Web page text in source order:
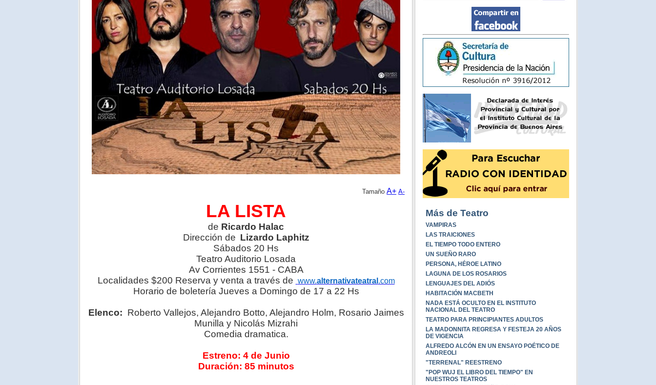
Tamaño A+ A-
LA LISTA
de Ricardo Halac
Dirección de Lizardo Laphitz
Sábados 20 Hs
Teatro Auditorio Losada
Av Corrientes 1551 - CABA
Localidades $200 Reserva y venta a través de www.alternativateatral .com
Horario de boletería Jueves a Domingo de 17 a 22 Hs
Elenco: Roberto Vallejos, Alejandro Botto, Alejandro Holm, Rosario Jaimes
Munilla y Nicolás Mizrahi
Comedia dramatica.
Estreno: 4 de Junio
Duración: 85 minutos
Más de Teatro
VAMPIRAS
LAS TRAICIONES
EL TIEMPO TODO ENTERO
UN SUEÑO RARO
PERSONA, HÉROE LATINO
LAGUNA DE LOS ROSARIOS
LENGUAJES DEL ADIÓS
HABITACIÓN MACBETH
NADA ESTÁ OCULTO EN EL INSTITUTO
NACIONAL DEL TEATRO
TEATRO PARA PRINCIPIANTES ADULTOS
LA MADONNITA REGRESA Y FESTEJA 20 AÑOS
DE VIGENCIA
ALFREDO ALCÓN EN UN ENSAYO POÉTICO DE
ANDREOLI
"TERRENAL" REESTRENO
"POP WUJ EL LIBRO DEL TIEMPO" EN
NUESTROS TEATROS